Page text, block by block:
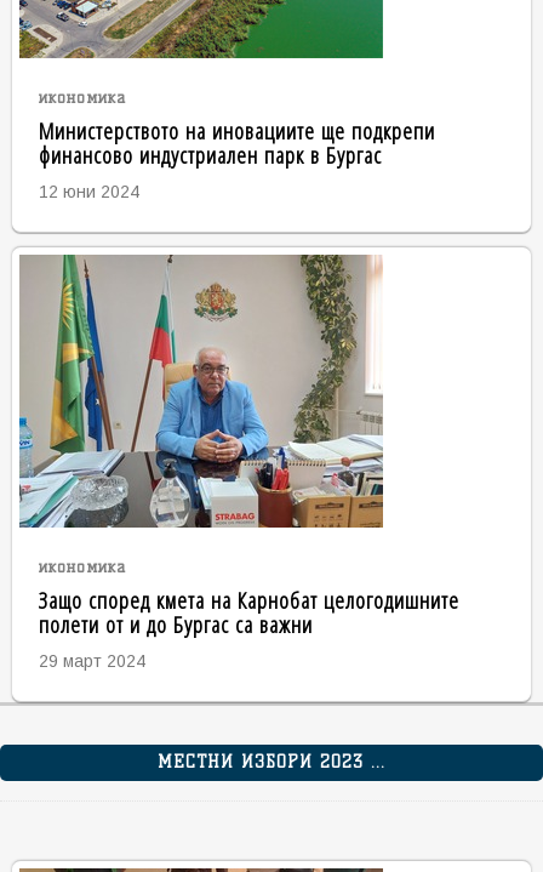
икономика
Министерството на иновациите ще подкрепи
финансово индустриален парк в Бургас
12 юни 2024
икономика
Защо според кмета на Карнобат целогодишните
полети от и до Бургас са важни
29 март 2024
МЕСТНИ ИЗБОРИ 2023 ...